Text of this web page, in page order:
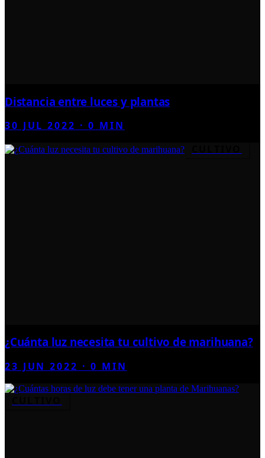
Distancia entre luces y plantas
30 JUL 2022 ·0 MIN
¿Cuánta luz necesita tu cultivo de marihuana?
23 JUN 2022 ·0 MIN